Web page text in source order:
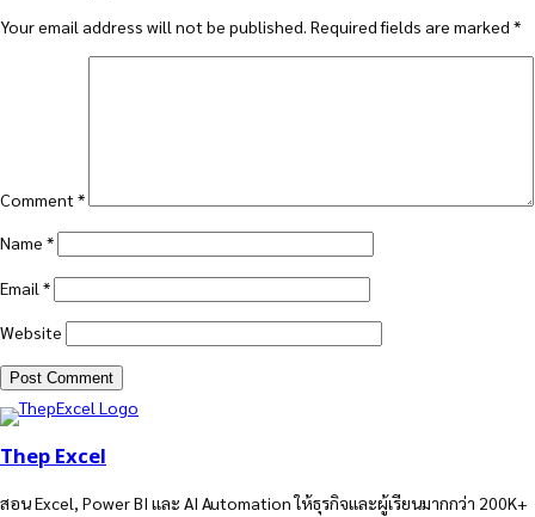
Your email address will not be published. Required fields are marked *
Comment *
Name *
Email *
Website
Thep Excel
สอน Excel, Power BI และ AI Automation ให้ธุรกิจและผู้เรียนมากกว่า 200K+